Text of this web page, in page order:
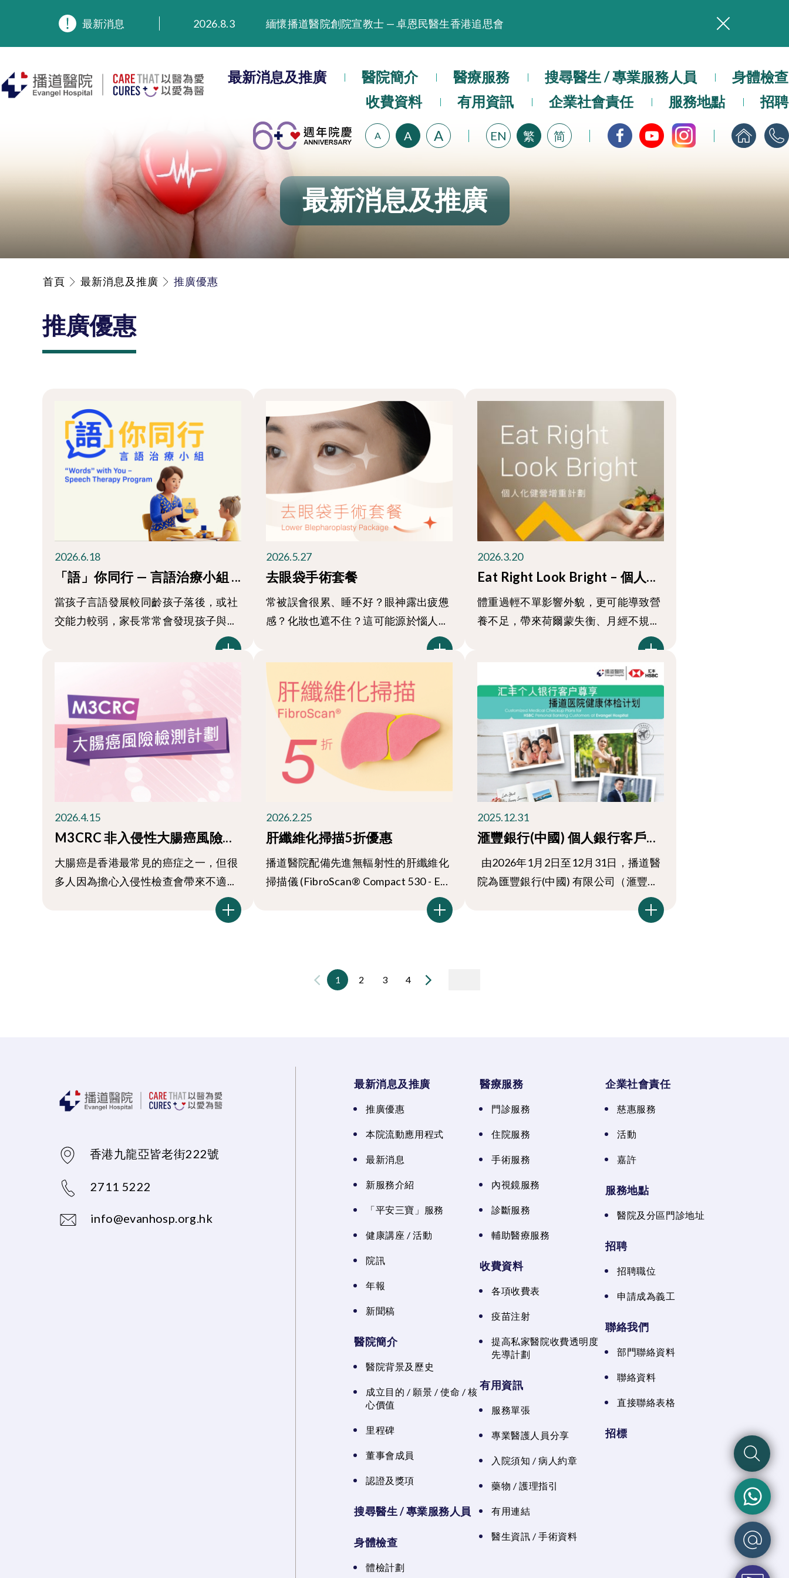
最新消息 2026.8.3
緬懷播道醫院創院宣教士 — 卓恩民醫生香港追思會
2025.9.23
本院在暴雨或颱風警告信號 (包括黑色暴雨及8號或以上熱帶氣旋警告信號) 下，仍會維持有限度服務。如有查詢，可致電2711 5222。
2025.8.4
播道醫院體檢服務獲客戶正面評價
播道醫院手機App已推出查閱病歷記錄及求診資料功能，請即下載
最新消息及推廣 醫院簡介 醫療服務 搜尋醫生 / 專業服務人員
身體檢查
收費資料
有用資訊 企業社會責任 服務地點 招聘
A A A EN 繁 简
最新消息及推廣
首頁 最新消息及推廣 推廣優惠
推廣優惠
2026.6.18
「語」你同行 — 言語治療小組 ...
當孩子言語發展較同齡孩子落後，或社
交能力較弱，家長常常會發現孩子與...
2026.5.27
去眼袋手術套餐
常被誤會很累、睡不好？眼神露出疲憊
感？化妝也遮不住？這可能源於惱人...
2026.3.20
Eat Right Look Bright – 個人...
體重過輕不單影響外貌，更可能導致營
養不足，帶來荷爾蒙失衡、月經不規...
2026.4.15
M3CRC 非入侵性大腸癌風險...
大腸癌是香港最常見的癌症之一，但很
多人因為擔心入侵性檢查會帶來不適...
2026.2.25
肝纖維化掃描5折優惠
播道醫院配備先進無輻射性的肝纖維化
掃描儀 (FibroScan® Compact 530 - E...
2025.12.31
滙豐銀行(中國) 個人銀行客戶...
由2026年1月2日至12月31日，播道醫
院為匯豐銀行(中國) 有限公司（滙豐...
1 2 3 4
香港九龍亞皆老街222號
2711 5222
info@evanhosp.org.hk
最新消息及推廣
推廣優惠
本院流動應用程式
最新消息
新服務介紹
「平安三寶」服務
健康講座 / 活動
院訊
年報
新聞稿
醫院簡介
醫院背景及歷史
成立目的 / 願景 / 使命 / 核
心價值
里程碑
董事會成員
認證及獎項
搜尋醫生 / 專業服務人員
身體檢查
體檢計劃
醫療服務
門診服務
住院服務
手術服務
內視鏡服務
診斷服務
輔助醫療服務
收費資料
各項收費表
疫苗注射
提高私家醫院收費透明度
先導計劃
有用資訊
服務單張
專業醫護人員分享
入院須知 / 病人約章
藥物 / 護理指引
有用連結
醫生資訊 / 手術資料
企業社會責任
慈惠服務
活動
嘉許
服務地點
醫院及分區門診地址
招聘
招聘職位
申請成為義工
聯絡我們
部門聯絡資料
聯絡資料
直接聯絡表格
招標